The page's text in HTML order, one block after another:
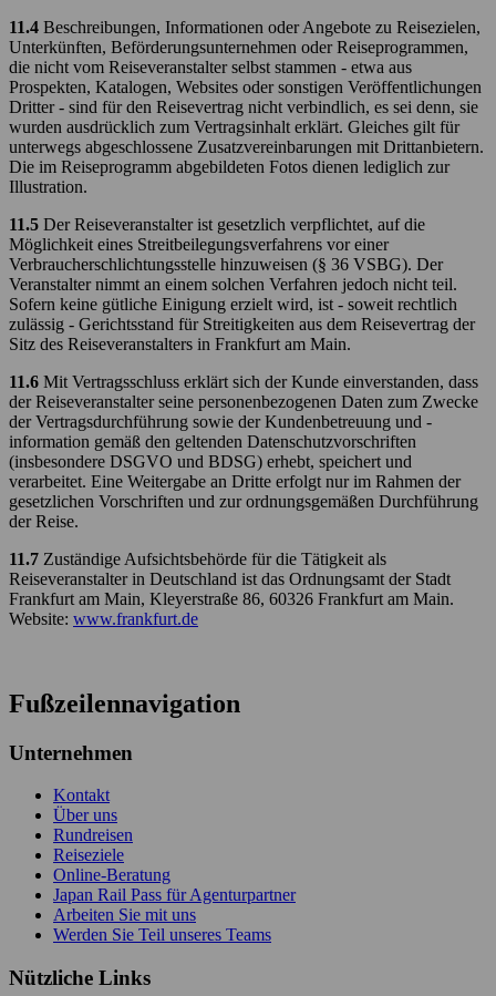
11.4 Beschreibungen, Informationen oder Angebote zu Reisezielen,
Unterkünften, Beförderungsunternehmen oder Reiseprogrammen,
die nicht vom Reiseveranstalter selbst stammen - etwa aus
Prospekten, Katalogen, Websites oder sonstigen Veröffentlichungen
Dritter - sind für den Reisevertrag nicht verbindlich, es sei denn, sie
wurden ausdrücklich zum Vertragsinhalt erklärt. Gleiches gilt für
unterwegs abgeschlossene Zusatzvereinbarungen mit Drittanbietern.
Die im Reiseprogramm abgebildeten Fotos dienen lediglich zur
Illustration.
11.5 Der Reiseveranstalter ist gesetzlich verpflichtet, auf die
Möglichkeit eines Streitbeilegungsverfahrens vor einer
Verbraucherschlichtungsstelle hinzuweisen (§ 36 VSBG). Der
Veranstalter nimmt an einem solchen Verfahren jedoch nicht teil.
Sofern keine gütliche Einigung erzielt wird, ist - soweit rechtlich
zulässig - Gerichtsstand für Streitigkeiten aus dem Reisevertrag der
Sitz des Reiseveranstalters in Frankfurt am Main.
11.6 Mit Vertragsschluss erklärt sich der Kunde einverstanden, dass
der Reiseveranstalter seine personenbezogenen Daten zum Zwecke
der Vertragsdurchführung sowie der Kundenbetreuung und -
information gemäß den geltenden Datenschutzvorschriften
(insbesondere DSGVO und BDSG) erhebt, speichert und
verarbeitet. Eine Weitergabe an Dritte erfolgt nur im Rahmen der
gesetzlichen Vorschriften und zur ordnungsgemäßen Durchführung
der Reise.
11.7 Zuständige Aufsichtsbehörde für die Tätigkeit als
Reiseveranstalter in Deutschland ist das Ordnungsamt der Stadt
Frankfurt am Main, Kleyerstraße 86, 60326 Frankfurt am Main.
Website: www.frankfurt.de
Fußzeilennavigation
Unternehmen
Kontakt
Über uns
Rundreisen
Reiseziele
Online-Beratung
Japan Rail Pass für Agenturpartner
Arbeiten Sie mit uns
Werden Sie Teil unseres Teams
Nützliche Links